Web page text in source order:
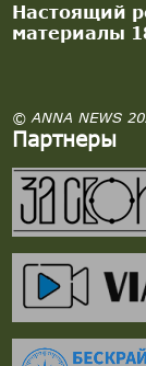
Настоящий
материалы
© ANNA NEWS
Партнеры